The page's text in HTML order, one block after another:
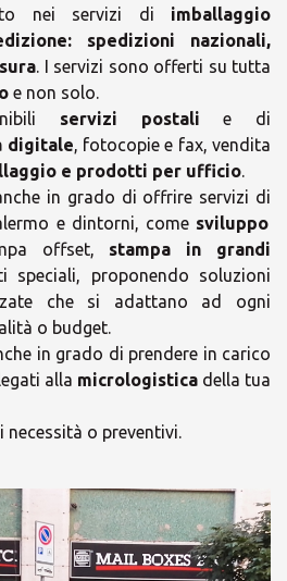
nei servizi di imballaggio
spedizioni nazionali,
. I servizi sono offerti su tutta
e non solo.
servizi postali e di
digitale, fotocopie e fax, vendita
e prodotti per ufficio.
in grado di offrire servizi di
e dintorni, come sviluppo
offset, stampa in grandi
speciali, proponendo soluzioni
che si adattano ad ogni
o budget.
in grado di prendere in carico
alla micrologistica della tua
o preventivi.
tuo Centro
MBE
×